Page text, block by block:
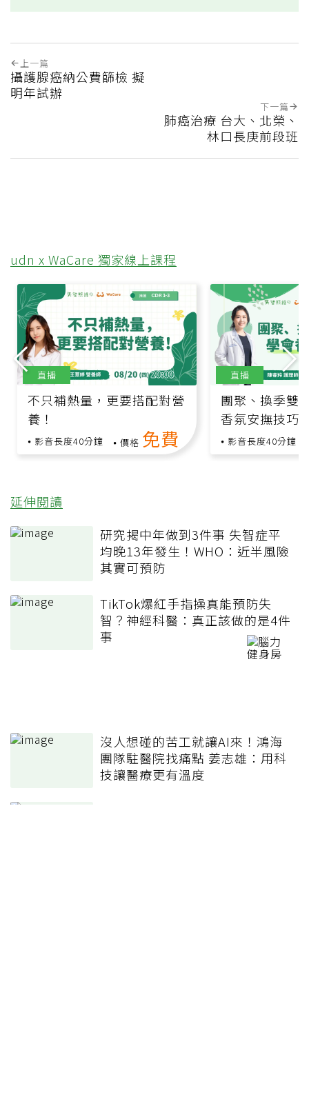
上一篇
攝護腺癌納公費篩檢 擬
明年試辦
下一篇
肺癌治療 台大、北榮、
林口長庚前段班
udn x WaCare 獨家線上課程
不只補熱量，更要搭配對營
養！
影音長度40分鐘 價格 免費
直播
團聚、換季雙
香氛安撫技巧
影音長度40分鐘
直播
延伸閱讀
研究揭中年做到3件事 失智症平
均晚13年發生！WHO：近半風險
其實可預防
TikTok爆紅手指操真能預防失
智？神經科醫：真正該做的是4件
事
沒人想碰的苦工就讓AI來！鴻海
團隊駐醫院找痛點 姜志雄：用科
技讓醫療更有溫度